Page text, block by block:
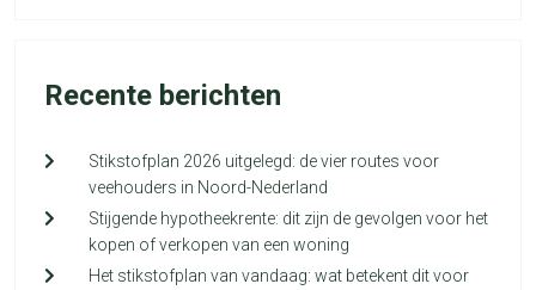
Recente berichten
Stikstofplan 2026 uitgelegd: de vier routes voor
veehouders in Noord-Nederland
Stijgende hypotheekrente: dit zijn de gevolgen voor het
kopen of verkopen van een woning
Het stikstofplan van vandaag: wat betekent dit voor